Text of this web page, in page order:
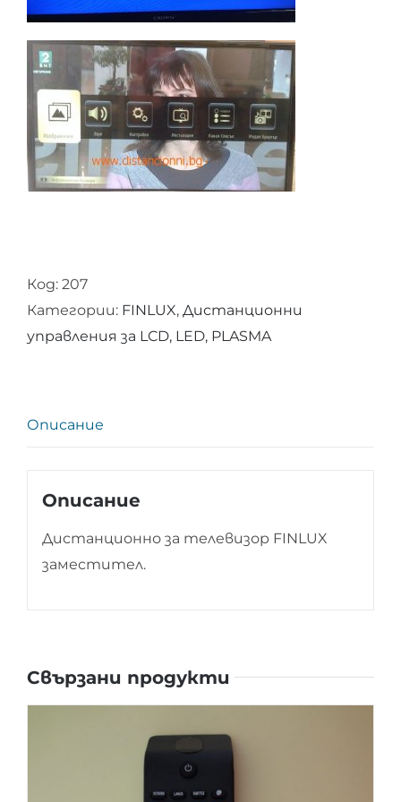
Код: 207
Категории: FINLUX, Дистанционни
управления за LCD, LED, PLASMA
Описание
Описание
Дистанционно за телевизор FINLUX
заместител.
Свързани продукти